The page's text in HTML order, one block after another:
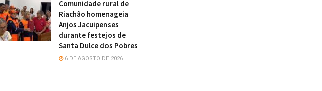
Comunidade rural de
Riachão homenageia
Anjos Jacuipenses
durante festejos de
Santa Dulce dos Pobres
6 DE AGOSTO DE 2026